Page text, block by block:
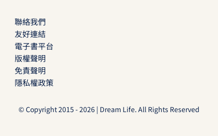
聯絡我們
友好連結
電子書平台
版權聲明
免責聲明
隱私權政策
© Copyright 2015 - 2026 | Dream Life. All Rights Reserved